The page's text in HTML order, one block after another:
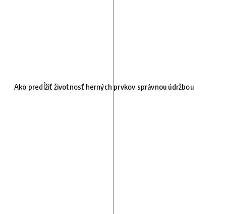
Ako predĺžiť životnosť herných prvkov správnou údržbou